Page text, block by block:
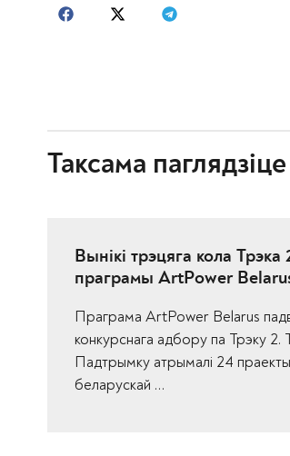
Таксама паглядзіце
Вынікі трэцяга кола
праграмы ArtPower
Праграма ArtPower Belarus
конкурснага адбору па Трэку 2.
Падтрымку атрымалі 24
беларускай …